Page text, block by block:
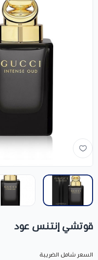
قوتشي إنتنس عود
السعر شامل الضريبة